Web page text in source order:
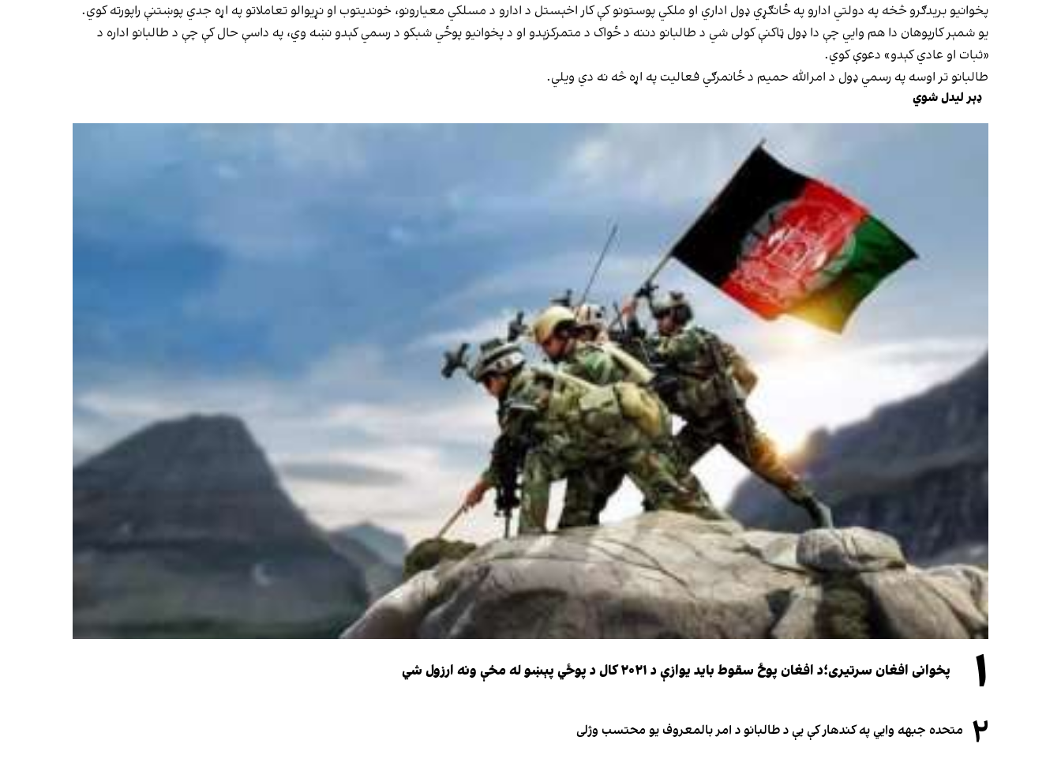
پخوانیو بریدګرو څخه په دولتي ادارو په ځانګړي ډول اداري او ملکي پوستونو کې کار اخېستل د ادارو د مسلکي معیارونو، خوندیتوب او نړیوالو تعاملاتو په اړه جدي پوښتنې راپورته کوي.
یو شمېر کارپوهان دا هم وايي چې دا ډول ټاکنې کولی شي د طالبانو دننه د ځواک د متمرکزېدو او د پخوانیو پوځي شبکو د رسمي کېدو نښه وي، په داسې حال کې چې د طالبانو اداره د
«ثبات او عادي کېدو» دعوې کوي.
طالبانو تر اوسه په رسمي ډول د امرالله حمیم د ځانمرګي فعالیت په اړه څه نه دي ویلي.
ډېر لیدل شوي
۱ پخوانی افغان سرتیری؛د افغان پوځ سقوط باید یوازې د ۲۰۲۱ کال د پوځي پېښو له مخې ونه ارزول شي
۲ متحده جبهه وايي په کندهار کې یې د طالبانو د امر بالمعروف یو محتسب وژلی